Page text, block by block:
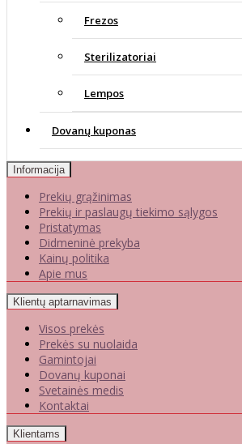
Frezos
Sterilizatoriai
Lempos
Dovanų kuponas
Informacija
Prekių grąžinimas
Prekių ir paslaugų tiekimo sąlygos
Pristatymas
Didmeninė prekyba
Kainų politika
Apie mus
Klientų aptarnavimas
Visos prekės
Prekės su nuolaida
Gamintojai
Dovanų kuponai
Svetainės medis
Kontaktai
Klientams